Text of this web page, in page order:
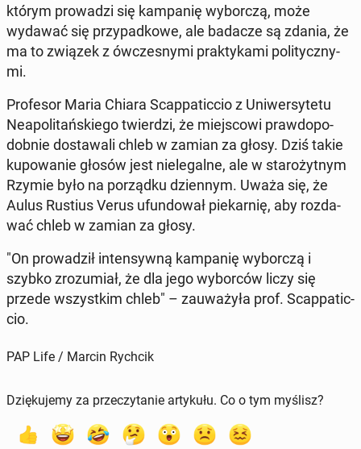
którym pro­wa­dzi się kam­pa­nię wy­bor­czą, może
wydawać się przy­pad­ko­we, ale badacze są zdania, że
ma to związek z ów­cze­sny­mi prak­ty­ka­mi po­li­tycz­ny­
mi.
Pro­fe­sor Maria Chiara Scap­pa­tic­cio z Uni­wer­sy­te­tu
Ne­apo­li­tań­skie­go twier­dzi, że miej­sco­wi praw­do­po­
dob­nie do­sta­wa­li chleb w zamian za głosy. Dziś takie
ku­po­wa­nie głosów jest nie­le­gal­ne, ale w sta­ro­żyt­nym
Rzymie było na po­rząd­ku dzien­nym. Uważa się, że
Aulus Rustius Verus ufun­do­wał pie­kar­nię, aby roz­da­
wać chleb w zamian za głosy.
"On pro­wa­dził in­ten­syw­ną kam­pa­nię wy­bor­czą i
szybko zro­zu­miał, że dla jego wy­bor­ców liczy się
przede wszyst­kim chleb" – za­uwa­ży­ła prof. Scap­pa­tic­
cio.
PAP Life / Marcin Rychcik
Dziękujemy za przeczytanie artykułu. Co o tym myślisz?